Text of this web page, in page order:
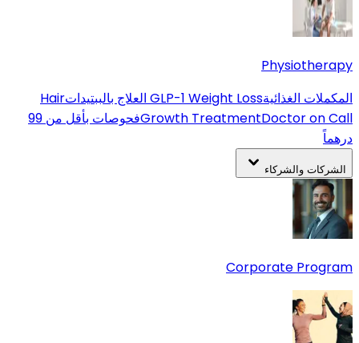
Physiotherapy
المكملات الغذائيةGLP-1 Weight Loss العلاج بالببتيداتHair
Growth TreatmentDoctor on Call
فحوصات بأقل من 99
درهماً
الشركات والشركاء
Corporate Program